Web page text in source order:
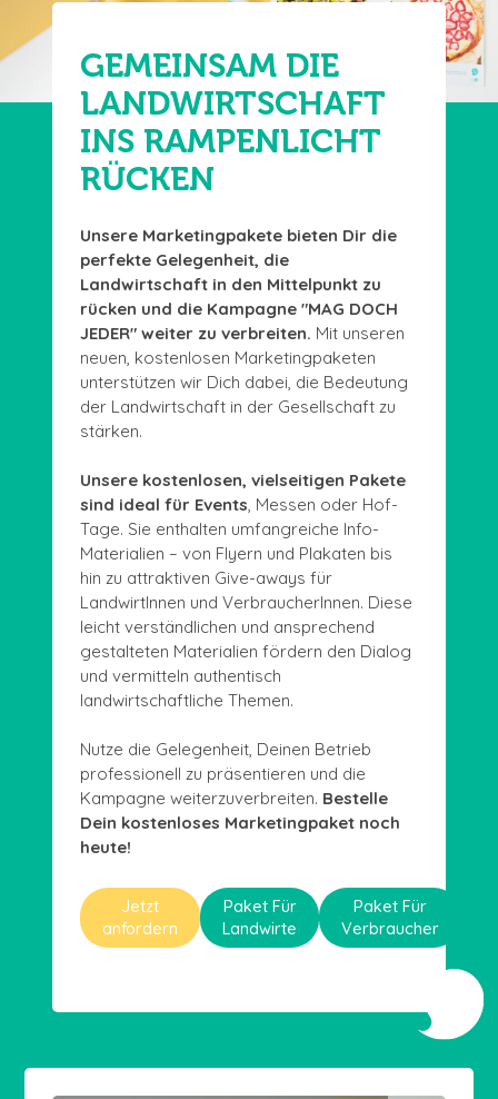
GEMEINSAM DIE
LANDWIRTSCHAFT
INS RAMPENLICHT
RÜCKEN
Unsere Marketingpakete bieten Dir die
perfekte Gelegenheit, die
Landwirtschaft in den Mittelpunkt zu
rücken und die Kampagne "MAG DOCH
JEDER" weiter zu verbreiten. Mit unseren
neuen, kostenlosen Marketingpaketen
unterstützen wir Dich dabei, die Bedeutung
der Landwirtschaft in der Gesellschaft zu
stärken.
Unsere kostenlosen, vielseitigen Pakete
sind ideal für Events , Messen oder Hof-
Tage. Sie enthalten umfangreiche Info-
Materialien – von Flyern und Plakaten bis
hin zu attraktiven Give-aways für
LandwirtInnen und VerbraucherInnen. Diese
leicht verständlichen und ansprechend
gestalteten Materialien fördern den Dialog
und vermitteln authentisch
landwirtschaftliche Themen.
Nutze die Gelegenheit, Deinen Betrieb
professionell zu präsentieren und die
Kampagne weiterzuverbreiten. Bestelle
Dein kostenloses Marketingpaket noch
heute!
Jetzt
anfordern
Paket Für
Landwirte
Paket Für
Verbraucher